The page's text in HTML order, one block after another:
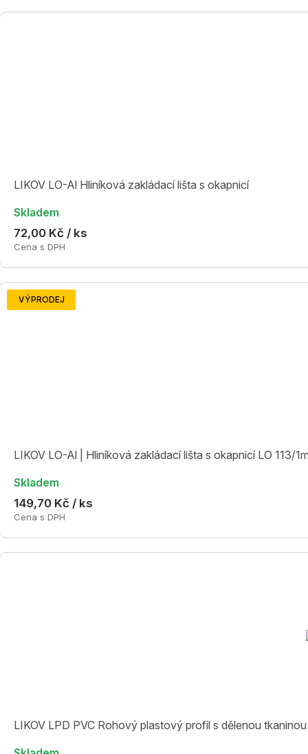
LIKOV LO-Al Hliníková zakládací lišta s okapnicí
Skladem
72,00 Kč / ks
Cena s DPH
VÝPRODEJ
LIKOV LO-Al | Hliníková zakládací lišta s okapnicí LO 113/
Skladem
149,70 Kč / ks
Cena s DPH
LIKOV LPD PVC Rohový plastový profil s dělenou